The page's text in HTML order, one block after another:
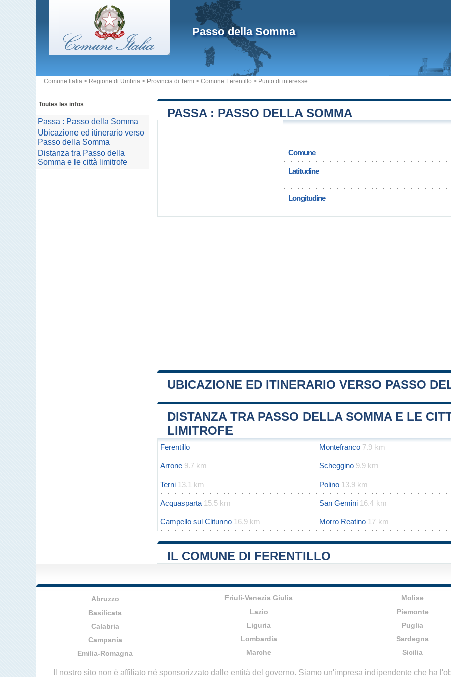
Passo della Somma
Comune Italia > Regione di Umbria > Provincia di Terni > Comune Ferentillo > Punto di interesse
PASSA : PASSO DELLA SOMMA
Comune
Latitudine
Longitudine
UBICAZIONE ED ITINERARIO VERSO PASSO
+
−
DISTANZA TRA PASSO DELLA SOMMA E LE
LIMITROFE
Ferentillo Montefranco 7.9 km
Arrone 9.7 km Scheggino 9.9 km
Terni 13.1 km Polino 13.9 km
Acquasparta 15.5 km San Gemini 16.4 km
Campello sul Clitunno 16.9 km Morro Reatino 17 km
IL COMUNE DI FERENTILLO
Toutes les infos
Passa : Passo della Somma
Ubicazione ed itinerario verso
Passo della Somma
Distanza tra Passo della
Somma e le città limitrofe
Abruzzo
Basilicata
Calabria
Campania
Emilia-Romagna
Friuli-Venezia Giulia
Lazio
Liguria
Lombardia
Marche
Molise
Piemonte
Puglia
Sardegna
Sicilia
Il nostro sito non è affiliato né sponsorizzato dalle entità del governo. Siamo un'impresa indipendente che ha